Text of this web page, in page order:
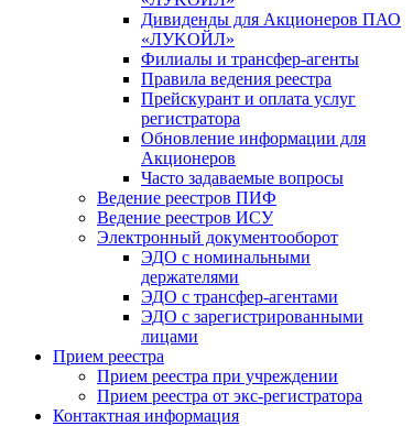
Дивиденды для Акционеров ПАО
«ЛУKOЙЛ»
Филиалы и трансфер-агенты
Правила ведения реестра
Прейскурант и оплата услуг
регистратора
Обновление информации для
Акционеров
Часто задаваемые вопросы
Ведение реестров ПИФ
Ведение реестров ИСУ
Электронный документооборот
ЭДО с номинальными
держателями
ЭДО с трансфер-агентами
ЭДО с зарегистрированными
лицами
Прием реестра
Прием реестра при учреждении
Прием реестра от экс-регистратора
Контактная информация